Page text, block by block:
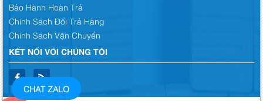
Bảo Hành Hoàn Trả
Chính Sách Đổi Trả Hàng
Chính Sách Vận Chuyển
KẾT NỐI VỚI CHÚNG TÔI
CHAT ZALO